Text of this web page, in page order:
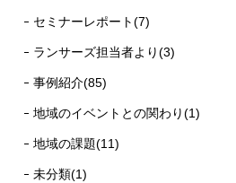
セミナーレポート(7)
ランサーズ担当者より(3)
事例紹介(85)
地域のイベントとの関わり(1)
地域の課題(11)
未分類(1)